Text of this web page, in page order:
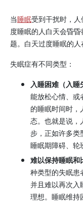
当睡眠受到干扰时，
度睡眠的人白天会昏
题。白天过度睡眠的人
失眠症有不同类型：
入睡困难（入睡
能放松心情、或
的睡眠时间时，
态。也就是说，
步，正如许多类
睡眠期障碍、轮
难以保持睡眠和
种类型的失眠患
并且难以再次入
理想。睡眠维持